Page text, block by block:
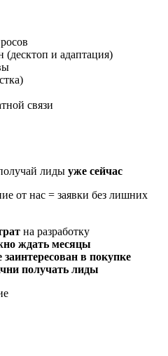
и адаптация)
связи
лиды уже сейчас
от нас = заявки без лишних
на разработку
ждать месяцы
заинтересован в покупке
получать лиды